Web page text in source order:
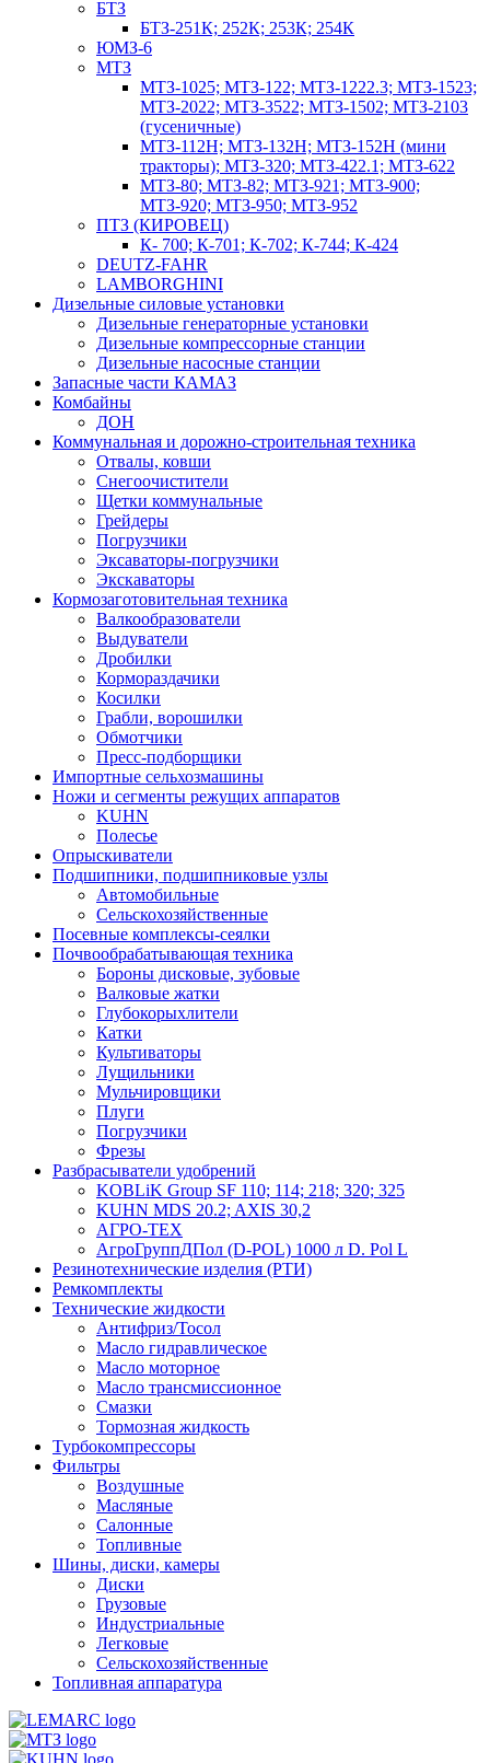
БТЗ
БТЗ-251К; 252К; 253К; 254К
ЮМЗ-6
МТЗ
МТЗ-1025; МТЗ-122; МТЗ-1222.3; МТЗ-1523;
МТЗ-2022; МТЗ-3522; МТЗ-1502; МТЗ-2103
(гусеничные)
МТЗ-112Н; МТЗ-132Н; МТЗ-152Н (мини
тракторы); МТЗ-320; МТЗ-422.1; МТЗ-622
МТЗ-80; МТЗ-82; МТЗ-921; МТЗ-900;
МТЗ-920; МТЗ-950; МТЗ-952
ПТЗ (КИРОВЕЦ)
К- 700; К-701; К-702; К-744; К-424
DEUTZ-FAHR
LAMBORGHINI
Дизельные силовые установки
Дизельные генераторные установки
Дизельные компрессорные станции
Дизельные насосные станции
Запасные части КАМАЗ
Комбайны
ДОН
Коммунальная и дорожно-строительная техника
Отвалы, ковши
Снегоочистители
Щетки коммунальные
Грейдеры
Погрузчики
Эксаваторы-погрузчики
Экскаваторы
Кормозаготовительная техника
Валкообразователи
Выдуватели
Дробилки
Кормораздачики
Косилки
Грабли, ворошилки
Обмотчики
Пресс-подборщики
Импортные сельхозмашины
Ножи и сегменты режущих аппаратов
KUHN
Полесье
Опрыскиватели
Подшипники, подшипниковые узлы
Автомобильные
Сельскохозяйственные
Посевные комплексы-сеялки
Почвообрабатывающая техника
Бороны дисковые, зубовые
Валковые жатки
Глубокорыхлители
Катки
Культиваторы
Лущильники
Мульчировщики
Плуги
Погрузчики
Фрезы
Разбрасыватели удобрений
KOBLiK Group SF 110; 114; 218; 320; 325
KUHN MDS 20.2; AXIS 30,2
АГРО-ТЕХ
АгроГруппДПол (D-POL) 1000 л D. Pol L
Резинотехнические изделия (РТИ)
Ремкомплекты
Технические жидкости
Антифриз/Тосол
Масло гидравлическое
Масло моторное
Масло трансмиссионное
Смазки
Тормозная жидкость
Турбокомпрессоры
Фильтры
Воздушные
Масляные
Салонные
Топливные
Шины, диски, камеры
Диски
Грузовые
Индустриальные
Легковые
Сельскохозяйственные
Топливная аппаратура